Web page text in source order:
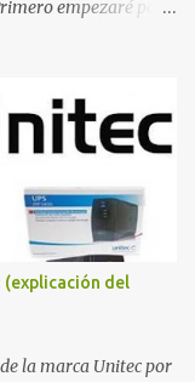
empezaré por
el Procesador Crystal
ambos soportan HDR,
cuentan con el
que generan
supuesto ambos
Estás son las
vamos con
menos
el color los
e...
(explicación del
la marca Unitec por